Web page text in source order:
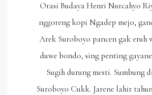
Orasi Budaya Henri Nurcahyo
nggoreng kopi Ngadep mejo,
Arek Suroboyo pancen gak eruh
duwe bondo, sing penting
Sugih durung mesti. Sumbung
Suroboyo Cukk. Jarene lahir tahun